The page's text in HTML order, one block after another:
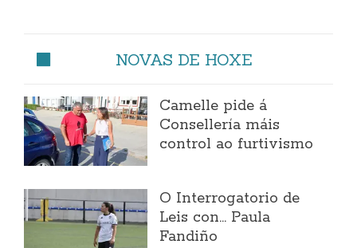
NOVAS DE HOXE
Camelle pide á
Consellería máis
control ao furtivismo
O Interrogatorio de
Leis con... Paula
Fandiño